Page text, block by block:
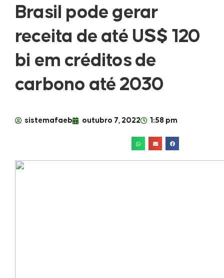
Brasil pode gerar
receita de até US$ 120
bi em créditos de
carbono até 2030
sistemafaeb outubro 7, 2022 1:58 pm